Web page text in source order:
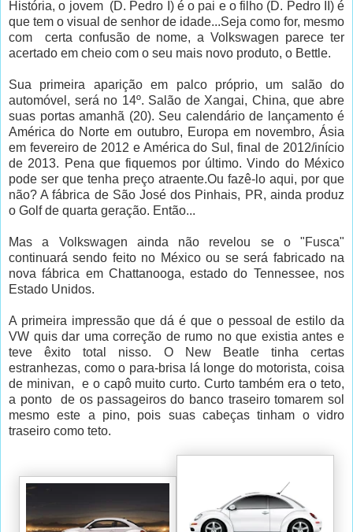
História, o jovem (D. Pedro I) é o pai e o filho (D. Pedro II) é
que tem o visual de senhor de idade...Seja como for, mesmo
com certa confusão de nome, a Volkswagen parece ter
acertado em cheio com o seu mais novo produto, o Bettle.
Sua primeira aparição em palco próprio, um salão do
automóvel, será no 14º. Salão de Xangai, China, que abre
suas portas amanhã (20). Seu calendário de lançamento é
América do Norte em outubro, Europa em novembro, Ásia
em fevereiro de 2012 e América do Sul, final de 2012/início
de 2013. Pena que fiquemos por último. Vindo do México
pode ser que tenha preço atraente.Ou fazê-lo aqui, por que
não? A fábrica de São José dos Pinhais, PR, ainda produz
o Golf de quarta geração. Então...
Mas a Volkswagen ainda não revelou se o "Fusca"
continuará sendo feito no México ou se será fabricado na
nova fábrica em Chattanooga, estado do Tennessee, nos
Estado Unidos.
A primeira impressão que dá é que o pessoal de estilo da
VW quis dar uma correção de rumo no que existia antes e
teve êxito total nisso. O New Beatle tinha certas
estranhezas, como o para-brisa lá longe do motorista, coisa
de minivan, e o capô muito curto. Curto também era o teto,
a ponto de os passageiros do banco traseiro tomarem sol
mesmo este a pino, pois suas cabeças tinham o vidro
traseiro como teto.